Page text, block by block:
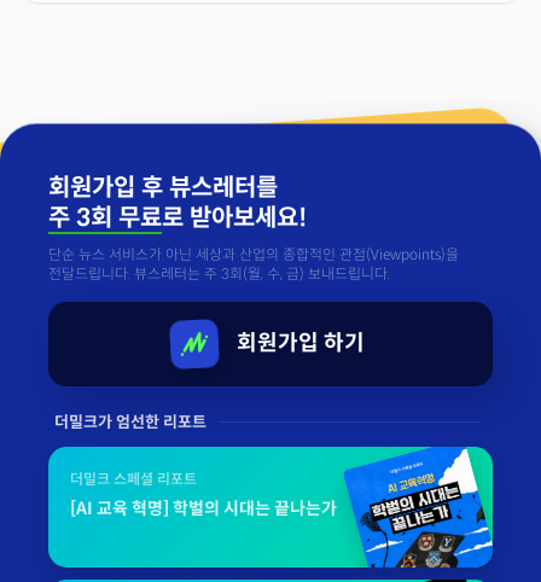
회원가입 후 뷰스레터를
주 3회 무료로 받아보세요!
단순 뉴스 서비스가 아닌 세상과 산업의 종합적인 관점(Viewpoints)을
전달드립니다. 뷰스레터는 주 3회(월, 수, 금) 보내드립니다.
회원가입 하기
더밀크가 엄선한 리포트
더밀크 스페셜 리포트
[AI 교육 혁명] 학벌의 시대는 끝나는가